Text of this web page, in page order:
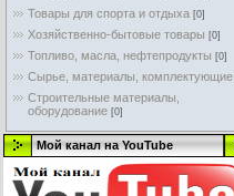
Товары для спорта и отдыха [0]
Хозяйственно-бытовые товары [0]
Топливо, масла, нефтепродукты [0]
Сырье, материалы, комплектующие
Строительные материалы,
оборудование [0]
Мой канал на YouTube